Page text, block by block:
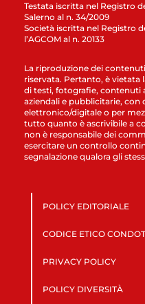
Testata iscritta nel Registro
Salerno al n. 34/2009
Società iscritta nel Registro
l’AGCOM al n. 20133
La riproduzione dei
riservata. Pertanto, è vietata
di testi, fotografie, contenuti
aziendali e pubblicitarie, con
elettronico/digitale o per
tutto quanto è ascrivibile a
non è responsabile dei
esercitare un controllo
segnalazione qualora gli
POLICY EDITORIALE
CODICE ETICO
PRIVACY POLICY
POLICY DIVERSITÀ